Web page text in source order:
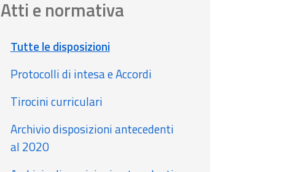
Atti e normativa
Tutte le disposizioni
Protocolli di intesa e Accordi
Tirocini curriculari
Archivio disposizioni antecedenti
al 2020